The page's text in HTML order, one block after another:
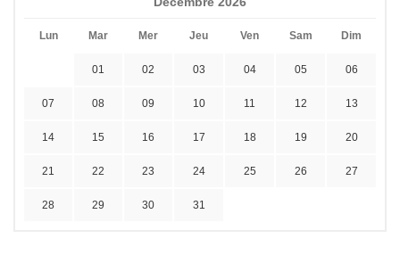
Lun Mar Mer Jeu Ven Sam Dim
01 02 03 04 05 06
07 08 09 10 11 12 13
14 15 16 17 18 19 20
21 22 23 24 25 26 27
28 29 30 31